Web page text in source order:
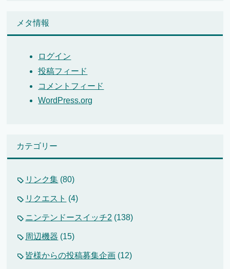
メタ情報
ログイン
投稿フィード
コメントフィード
WordPress.org
カテゴリー
リンク集 (80)
リクエスト (4)
ニンテンドースイッチ2 (138)
周辺機器 (15)
皆様からの投稿募集企画 (12)